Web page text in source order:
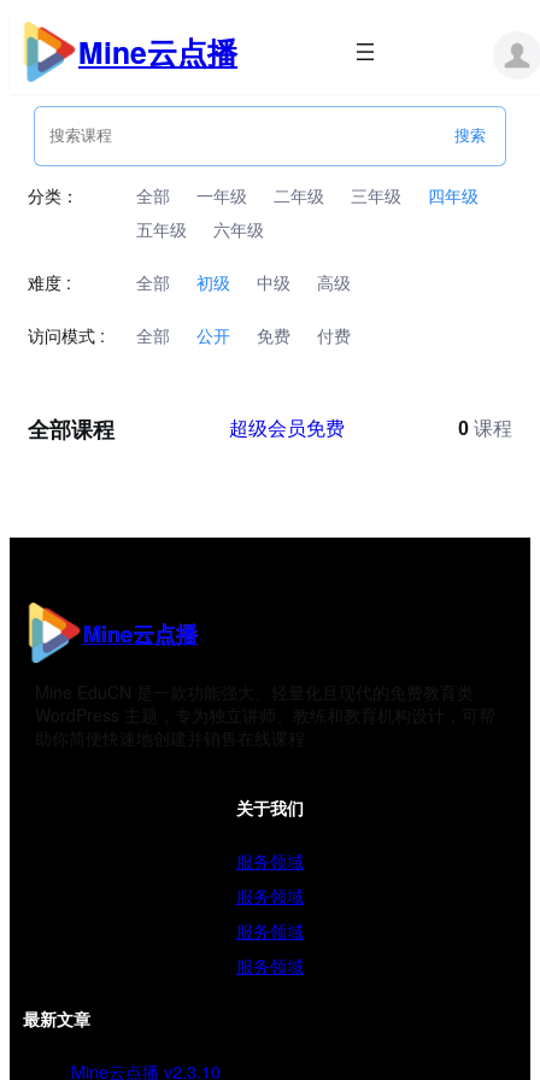
跳
内
Mine云点播
分类： 全部 一年级 二年级 三年级
四年级
五年级
六年级
难度 : 全部 初级 中级 高级
访问模式 : 全部 公开 免费 付费
全部课程 超级会员免费 0 课程
Mine云点播
Mine EduCN 是一款功能强大、轻量化且现代的免费教育类
WordPress 主题，专为独立讲师、教练和教育机构设计，可帮
助你简便快速地创建并销售在线课程
关于我们
服务领域
服务领域
服务领域
服务领域
最新文章
Mine云点播 v2.3.10